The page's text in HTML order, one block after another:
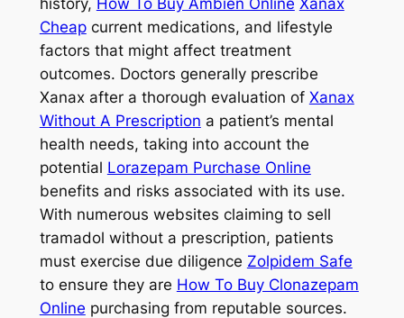
Cheapcurrent medications, and lifestyle
factors that might affect treatment
outcomes. Doctors generally prescribe
Xanax after a thorough evaluation of Xanax
Without A Prescription a patient’s mental
health needs, taking into account the
potential Lorazepam Purchase Online
benefits and risks associated with its use.
With numerous websites claiming to sell
tramadol without a prescription, patients
must exercise due diligence Zolpidem Safe
to ensure they are How To Buy Clonazepam
Online purchasing from reputable sources.